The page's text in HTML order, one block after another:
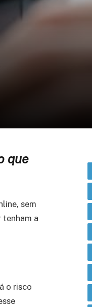
que
sem
a
o risco